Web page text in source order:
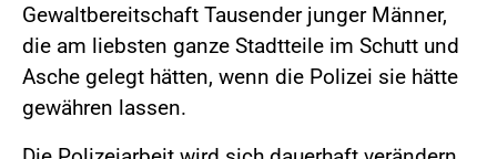
Gewaltbereitschaft Tausender junger Männer,
die am liebsten ganze Stadtteile im Schutt und
Asche gelegt hätten, wenn die Polizei sie hätte
gewähren lassen.